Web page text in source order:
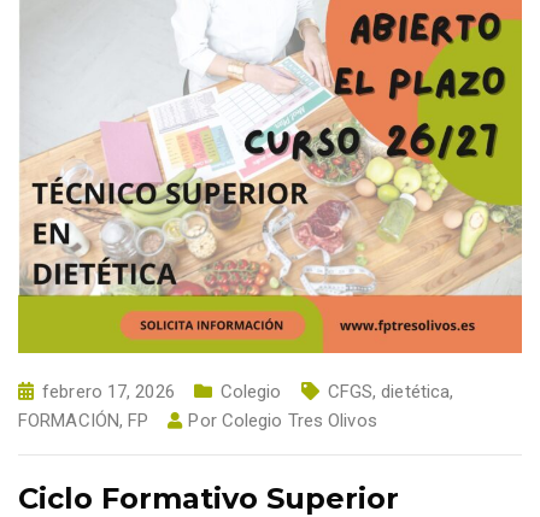
febrero 17, 2026 Colegio CFGS,dietética,
FORMACIÓN,FP Por Colegio Tres Olivos
Ciclo Formativo Superior